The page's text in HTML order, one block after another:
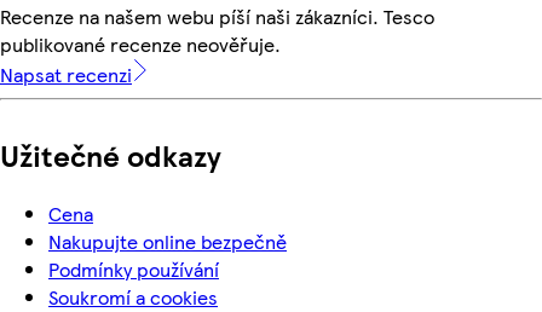
Recenze na našem webu píší naši zákazníci. Tesco
publikované recenze neověřuje.
Napsat recenzi
Užitečné odkazy
Cena
Nakupujte online bezpečně
Podmínky používání
Soukromí a cookies